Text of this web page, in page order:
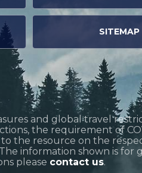
SITEMAP
and global travel
the requirement of
to the resource on the
information shown is for
please contact us.